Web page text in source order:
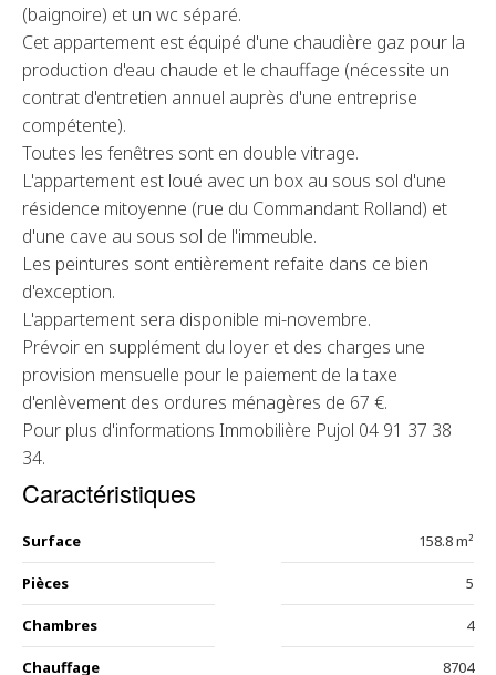
(baignoire) et un wc séparé.
Cet appartement est équipé d'une chaudière gaz pour la
production d'eau chaude et le chauffage (nécessite un
contrat d'entretien annuel auprès d'une entreprise
compétente).
Toutes les fenêtres sont en double vitrage.
L'appartement est loué avec un box au sous sol d'une
résidence mitoyenne (rue du Commandant Rolland) et
d'une cave au sous sol de l'immeuble.
Les peintures sont entièrement refaite dans ce bien
d'exception.
L'appartement sera disponible mi-novembre.
Prévoir en supplément du loyer et des charges une
provision mensuelle pour le paiement de la taxe
d'enlèvement des ordures ménagères de 67 €.
Pour plus d'informations Immobilière Pujol 04 91 37 38
34.
Caractéristiques
Surface 158.8 m²
Pièces 5
Chambres 4
Chauffage 8704